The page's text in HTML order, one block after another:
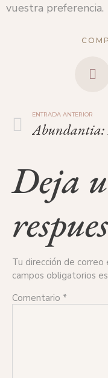
vuestra preferencia.
ENTRADA ANTERIOR
Deja
Tu dirección de correo
campos obligatorios
Comentario *